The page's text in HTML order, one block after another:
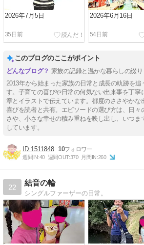
2026年7月5日
35日前
2026年6月16日
54日前
このブログのここがポイント
家族の記録と温かな暮らしの綴り
2013年から始まった家族の日常と成長の軌跡を
す。子育ての喜びや日常の何気ない出来事を丁寧
章とイラストで伝えています。都度のささやかな
喜びを読者と共有。エピソードの選び方は、日々
さや、小さな幸せの積み重ねを映し出し、いつま
しています。
1511848 10
週間IN:40 週間OUT:370 月間IN:260
22
結音の輪
シングルファーザーの日常。